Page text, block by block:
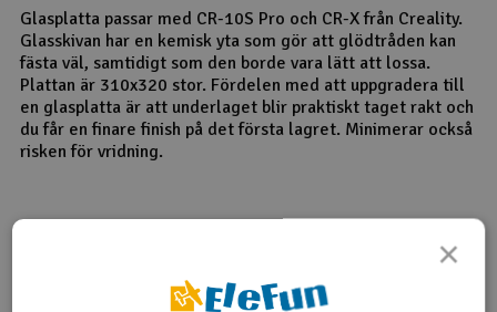
Solenergi
Verktyg, utrustning och tillbehör
Presentkort
Glasplatta passar med CR-10S Pro och CR-X från Creality.
Glasskivan har en kemisk yta som gör att glödtråden kan
fästa väl, samtidigt som den borde vara lätt att lossa.
Plattan är 310x320 stor. Fördelen med att uppgradera till
en glasplatta är att underlaget blir praktiskt taget rakt och
du får en finare finish på det första lagret. Minimerar också
risken för vridning.
Creality CR-10 V2 3D-skrivare
Creality CR-10S PRO V2 3D-skrivare
×